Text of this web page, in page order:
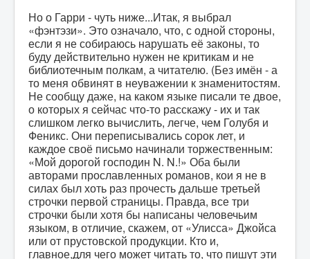
Но о Гарри - чуть ниже...Итак, я выбрал
«фэнтэзи». Это означало, что, с одной стороны,
если я не собираюсь нарушать её законы, то
буду действительно нужен не критикам и не
библиотечным полкам, а читателю. (Без имён - а
то меня обвинят в неуважении к знаменитостям.
Не сообщу даже, на каком языке писали те двое,
о которых я сейчас что-то расскажу - их и так
слишком легко вычислить, легче, чем Голубя и
Феникс. Они переписывались сорок лет, и
каждое своё письмо начинали торжественным:
«Мой дорогой господин N. N.!» Оба были
авторами прославленных романов, кои я не в
силах был хоть раз прочесть дальше третьей
строчки первой страницы. Правда, все три
строчки были хотя бы написаны человечьим
языком, в отличие, скажем, от «Улисса» Джойса
или от прустовской продукции. Кто и,
главное,для чего может читать то, что пишут эти